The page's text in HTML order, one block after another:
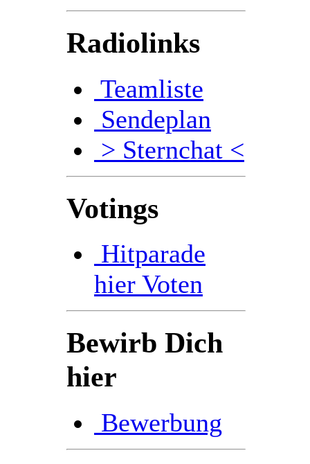
Radiolinks
Teamliste
Sendeplan
> Sternchat <
Votings
Hitparade
hier Voten
Bewirb Dich
hier
Bewerbung